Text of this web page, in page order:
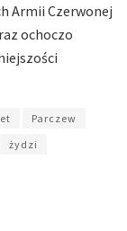
Armii Czerwonej
ochoczo
Parczew
żydzi